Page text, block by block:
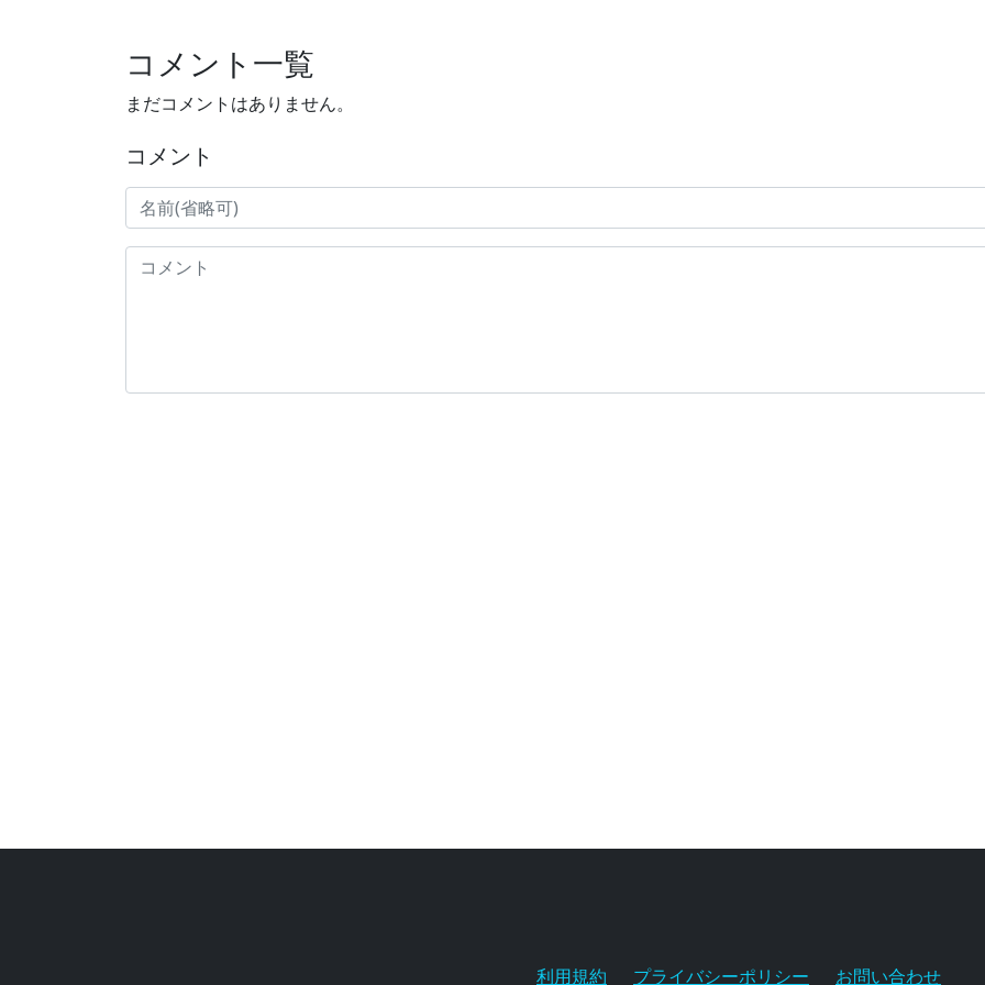
コメント一覧
まだコメントはありません。
コメント
利用規約 プライバシーポリシー お問い合わせ